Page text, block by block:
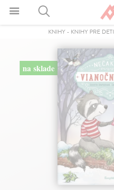
KNIHY - KNIHY PRE DETI
na sklade